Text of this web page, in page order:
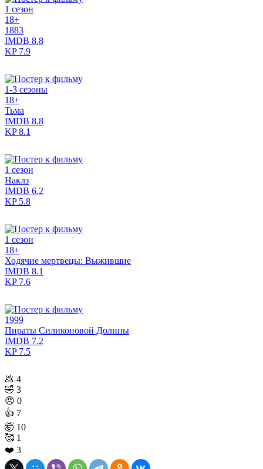
1 сезон
18+
1883
IMDB 8.8
KP7.9
1-3 сезоны
18+
Тьма
IMDB 8.8
KP8.1
1 сезон
Наклз
IMDB 6.2
KP5.8
1 сезон
18+
Ходячие мертвецы: Выжившие
IMDB 8.1
KP7.6
1999
Пираты Силиконовой Долины
IMDB 7.2
KP7.5
💩 4
🤣 3
😠 0
👍 7
🤯 10
🥰 1
❤️ 3